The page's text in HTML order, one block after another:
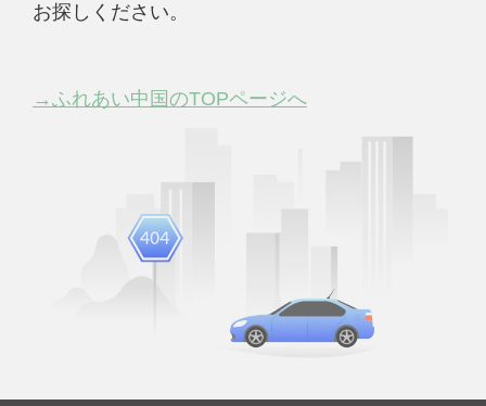
お探しください。
→ふれあい中国のTOPページへ